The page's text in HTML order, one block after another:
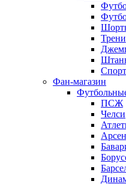
Фан-магазин
ПСЖ
Челси